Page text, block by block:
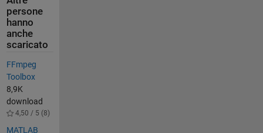
persone
hanno
anche
scaricato
FFmpeg
Toolbox
8,9K
download
4,50 / 5 (8)
MATLAB